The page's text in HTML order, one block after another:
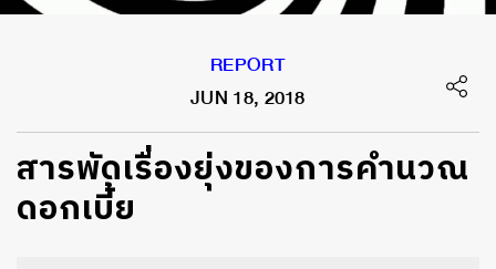
REPORT
JUN 18, 2018
สารพัดเรื่องยุ่งของการคำนวณ
ดอกเบี้ย